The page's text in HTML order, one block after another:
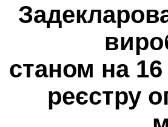
станом на
реєстру